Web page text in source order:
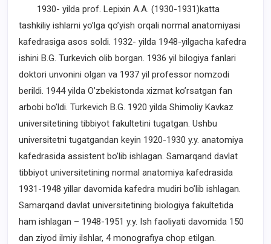
1930- yilda prof. Lepixin А.А. (1930-1931)katta
tashkiliy ishlarni yo’lga qo’yish orqali normal anatomiyasi
kafedrasiga asos soldi. 1932- yilda 1948-yilgacha kafedra
ishini B.G. Turkevich olib borgan. 1936 yil bilogiya fanlari
doktori unvonini olgan va 1937 yil professor nomzodi
berildi. 1944 yilda O’zbekistonda xizmat ko’rsatgan fan
arbobi bo’ldi. Turkevich B.G. 1920 yilda Shimoliy Kavkaz
universitetining tibbiyot fakultetini tugatgan. Ushbu
universitetni tugatgandan keyin 1920-1930 y.y. anatomiya
kafedrasida assistent bo’lib ishlagan. Samarqand davlat
tibbiyot universitetining normal anatomiya kafedrasida
1931-1948 yillar davomida kafedra mudiri bo’lib ishlagan.
Samarqand davlat universitetining biologiya fakultetida
ham ishlagan – 1948-1951 y.y. Ish faoliyati davomida 150
dan ziyod ilmiy ilshlar, 4 monografiya chop etilgan.